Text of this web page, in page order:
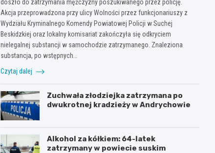
doszło do zatrzymania mężczyzny poszukiwanego przez policję.
Akcja przeprowadzona przy ulicy Wolności przez funkcjonariuszy z
Wydziału Kryminalnego Komendy Powiatowej Policji w Suchej
Beskidzkiej oraz lokalny komisariat zakończyła się odkryciem
nielegalnej substancji w samochodzie zatrzymanego. Znaleziona
substancja, po wstępnych…
Czytaj dalej
Zuchwała złodziejka zatrzymana po
dwukrotnej kradzieży w Andrychowie
Alkohol za kółkiem: 64-latek
zatrzymany w powiecie suskim